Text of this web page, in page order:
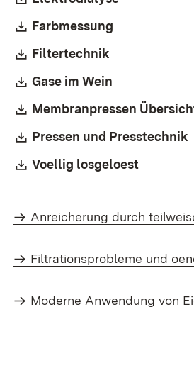
Download:
Farbmessung
Download:
Filtertechnik
Download:
Gase im Wein
Download:
Membranpressen
Download:
Pressen und Presstechnik
Download:
Voellig losgeloest
Anreicherung durch
Filtrationsprobleme und
Moderne Anwendung von